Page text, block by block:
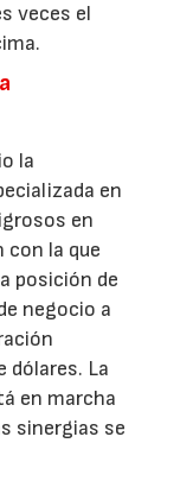
veces el
la
en
en
con la que
posición de
negocio a
dólares. La
en marcha
sinergias se